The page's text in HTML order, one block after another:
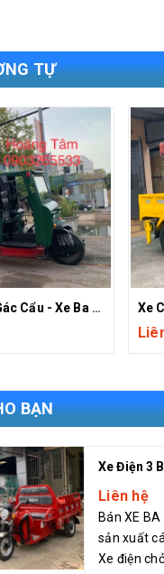
TỰ
Bán Xe Cẩu - Xe Ba Gác Cẩu - Xe Ba Bánh Cẩu - Xe Cẩu Hoàng Tâm
BẠN
Liên hệ
Bán XE BA
sản xuất
Xe điện